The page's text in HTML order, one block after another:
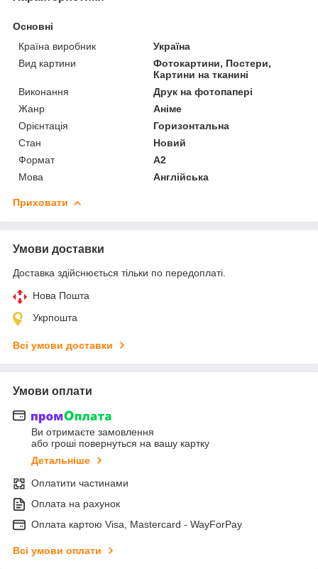
Основні
Країна виробник
Україна
Вид картини
Фотокартини, Постери,
Картини на тканині
Виконання
Друк на фотопапері
Жанр
Аніме
Орієнтація
Горизонтальна
Стан
Новий
Формат
A2
Мова
Англійська
Приховати
Умови доставки
Доставка здійснюється тільки по передоплаті.
Нова Пошта
Укрпошта
Всі умови доставки
Умови оплати
Ви отримаєте замовлення
або гроші повернуться на вашу картку
Детальніше
Оплатити частинами
Оплата на рахунок
Оплата картою Visa, Mastercard - WayForPay
Всі умови оплати